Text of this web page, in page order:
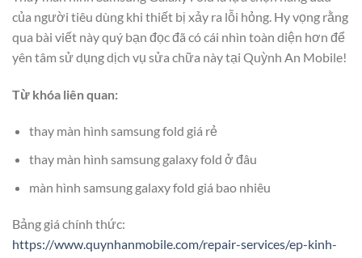
của người tiêu dùng khi thiết bị xảy ra lỗi hỏng. Hy vọng rằng
qua bài viết này quý bạn đọc đã có cái nhìn toàn diện hơn để
yên tâm sử dụng dịch vụ sửa chữa này tại Quỳnh An Mobile!
Từ khóa liên quan:
thay màn hình samsung fold giá rẻ
thay màn hình samsung galaxy fold ở đâu
màn hình samsung galaxy fold giá bao nhiêu
Bảng giá chính thức:
https://www.quynhanmobile.com/repair-services/ep-kinh-